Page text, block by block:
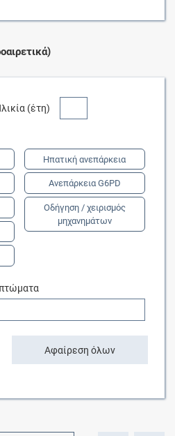
(έτη)
Ηπατική ανεπάρκεια
Ανεπάρκεια G6PD
Οδήγηση / χειρισμός
μηχανημάτων
Αφαίρεση όλων